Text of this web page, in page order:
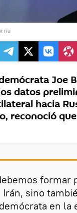
Joe
datos
hacia
reconoció
formar
sino
en la